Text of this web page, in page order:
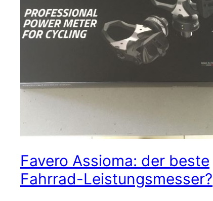
Favero Assioma: der beste
Fahrrad-Leistungsmesser?